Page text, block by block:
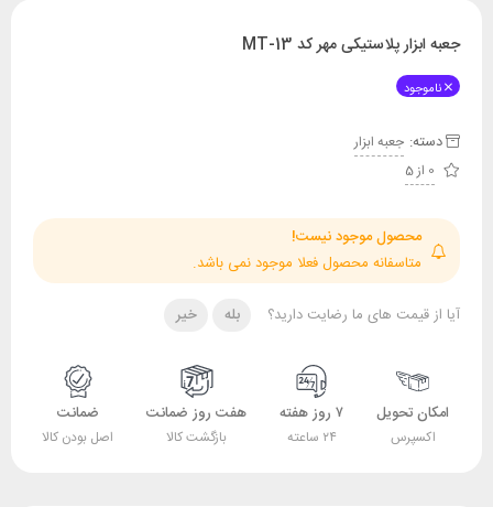
جعبه ابزار پلاستیکی مهر کد MT-13
ناموجود
دسته: جعبه ابزار
0 از 5
محصول موجود نیست!
متاسفانه محصول فعلا موجود نمی باشد.
آیا از قیمت های ما رضایت دارید؟ بله خیر
امکان تحویل
اکسپرس
۷ روز هفته
۲۴ ساعته
هفت روز ضمانت
بازگشت کالا
ضمانت
اصل بودن کالا